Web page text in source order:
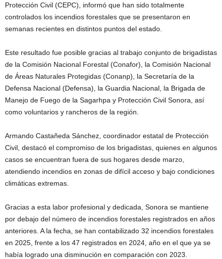
Protección Civil (CEPC), informó que han sido totalmente
controlados los incendios forestales que se presentaron en
semanas recientes en distintos puntos del estado.
Este resultado fue posible gracias al trabajo conjunto de brigadistas
de la Comisión Nacional Forestal (Conafor), la Comisión Nacional
de Áreas Naturales Protegidas (Conanp), la Secretaría de la
Defensa Nacional (Defensa), la Guardia Nacional, la Brigada de
Manejo de Fuego de la Sagarhpa y Protección Civil Sonora, así
como voluntarios y rancheros de la región.
Armando Castañeda Sánchez, coordinador estatal de Protección
Civil, destacó el compromiso de los brigadistas, quienes en algunos
casos se encuentran fuera de sus hogares desde marzo,
atendiendo incendios en zonas de difícil acceso y bajo condiciones
climáticas extremas.
Gracias a esta labor profesional y dedicada, Sonora se mantiene
por debajo del número de incendios forestales registrados en años
anteriores. A la fecha, se han contabilizado 32 incendios forestales
en 2025, frente a los 47 registrados en 2024, año en el que ya se
había logrado una disminución en comparación con 2023.